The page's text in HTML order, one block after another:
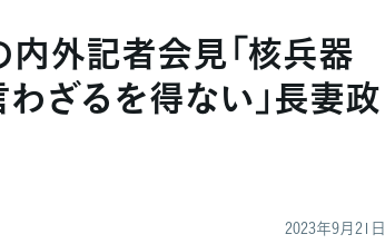
内外記者会見「核兵器
ざるを得ない」長妻政
2023年9月21日